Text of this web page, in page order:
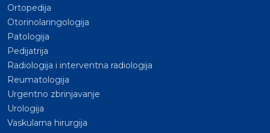
Ortopedija
Otorinolaringologija
Patologija
Pedijatrija
Radiologija i interventna radiologija
Reumatologija
Urgentno zbrinjavanje
Urologija
Vaskularna hirurgija